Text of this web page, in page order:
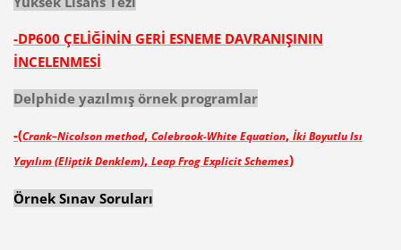
-DP600 ÇELİĞİNİN GERİ ESNEME DAVRANIŞININ
İNCELENMESİ
Delphide yazılmış örnek programlar
-(Crank–Nicolson method, Colebrook-White Equation, İki Boyutlu Isı
Yayılım (Eliptik Denklem), Leap Frog Explicit Schemes)
Örnek Sınav Soruları